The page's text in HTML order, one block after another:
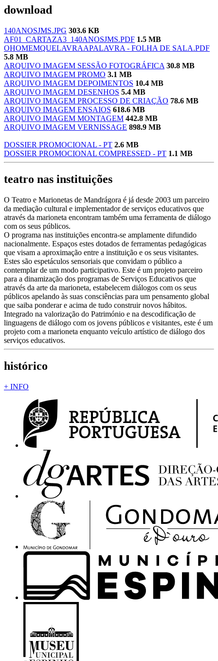
download
140ANOSJMS.JPG 303.6 KB
AF01_CARTAZA3_140ANOSJMS.PDF 1.5 MB
OHOMEMQUELAVRAAPALAVRA - FOLHA DE SALA.PDF
5.8 MB
ARQUIVO IMAGEM SESSÃO FOTOGRÁFICA 30.8 MB
ARQUIVO IMAGEM PROMO 3.1 MB
ARQUIVO IMAGEM DEPOIMENTOS 10.4 MB
ARQUIVO IMAGEM DESENHOS 5.4 MB
ARQUIVO IMAGEM PROCESSO DE CRIAÇÃO 78.6 MB
ARQUIVO IMAGEM ENSAIOS 618.6 MB
ARQUIVO IMAGEM MONTAGEM 442.8 MB
ARQUIVO IMAGEM VERNISSAGE 898.9 MB
DOSSIER PROMOCIONAL - PT 2.6 MB
DOSSIER PROMOCIONAL COMPRESSED - PT 1.1 MB
teatro nas instituições
O Teatro e Marionetas de Mandrágora é já desde 2003 um parceiro
da mediação cultural e implementador de serviços educativos que
através da marioneta encontram também uma ferramenta de diálogo
com os seus públicos.
O programa nas instituições encontra-se amplamente difundido
nacionalmente. Espaços estes dotados de ferramentas pedagógicas
que visam a aproximação entre a instituição e os seus visitantes.
Estes são espetáculos sensoriais que convidam o público a
contemplar de um modo participativo. Este é um projeto parceiro
para a dinamização dos programas de Serviços Educativos que
através da arte da marioneta, estabelecem diálogos com os seus
públicos apelando às suas consciências para um pensamento global
que saiba ponderar e acima de tudo construir novos hábitos.
Integrado na valorização do Património e na descodificação de
linguagens de diálogo com os jovens públicos e visitantes, este é um
projeto com a marioneta enquanto veículo artístico de diálogo dos
serviços educativos.
histórico
+ INFO